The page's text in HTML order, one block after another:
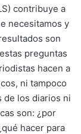
contribuye a
necesitamos y
son
preguntas
hacen a
ni tampoco
de los diarios ni
son: ¿por
hacer para